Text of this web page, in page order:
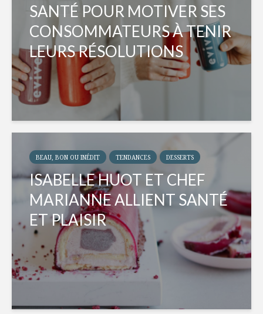
SANTÉ POUR MOTIVER SES
CONSOMMATEURS À TENIR
LEURS RÉSOLUTIONS
BEAU, BON OU INÉDIT TENDANCES DESSERTS
ISABELLE HUOT ET CHEF
MARIANNE ALLIENT SANTÉ
ET PLAISIR